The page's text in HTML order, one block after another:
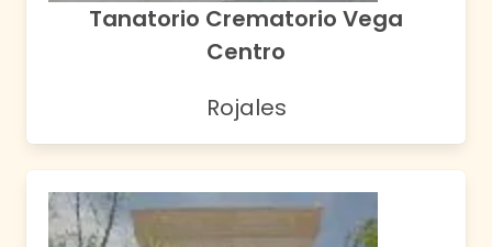
Tanatorio Crematorio Vega
Centro
Rojales